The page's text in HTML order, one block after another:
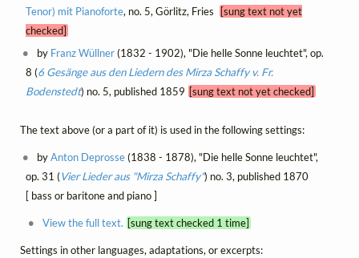
Tenor) mit Pianoforte, no. 5, Görlitz, Fries
[sung text not yet
checked]
by Franz Wüllner(1832 - 1902), "Die helle Sonne leuchtet", op.
8 (6 Gesänge aus den Liedern des Mirza Schaffy v. Fr.
Bodenstedt) no. 5, published 1859 [sung text not yet checked]
The text above (or a part of it) is used in the following settings:
byAnton Deprosse(1838 - 1878), "Die helle Sonne leuchtet",
op. 31 (Vier Lieder aus "Mirza Schaffy") no. 3, published 1870
[ bass or baritone and piano ]
View the full text. [sung text checked 1 time]
Settings in other languages, adaptations, or excerpts: